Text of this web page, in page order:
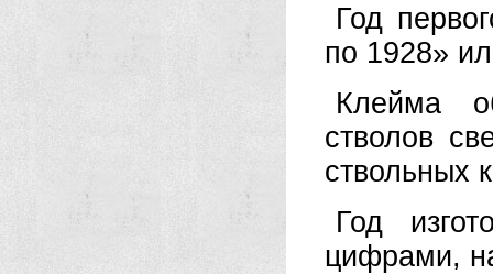
Год
по 1928»
Клейма
стволов
ствольных
Год
цифрами,